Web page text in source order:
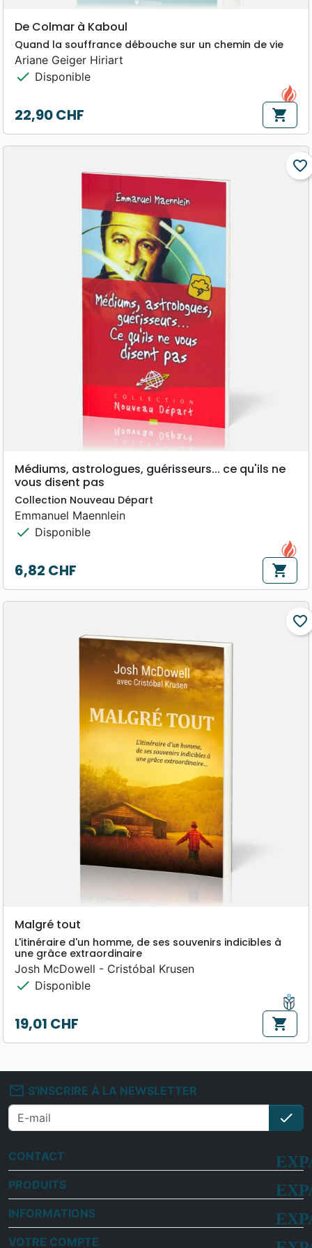
De Colmar à Kaboul
Quand la souffrance débouche sur un chemin de vie
Ariane Geiger Hiriart
check Disponible
Prix
22,90 CHF shopping_cart
favorite_border
Médiums, astrologues, guérisseurs... ce qu'ils ne
vous disent pas
Collection Nouveau Départ
Emmanuel Maennlein
check Disponible
Prix
6,82 CHF shopping_cart
favorite_border
Malgré tout
L'itinéraire d'un homme, de ses souvenirs indicibles à
une grâce extraordinaire
Josh McDowell - Cristóbal Krusen
check Disponible
Prix
19,01 CHF shopping_cart
mail_outline S'INSCRIRE À LA NEWSLETTER
check
CONTACT
PRODUITS
INFORMATIONS
VOTRE COMPTE